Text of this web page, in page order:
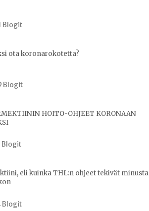
Blogit
ota koronarokotetta?
Blogit
HOITO-OHJEET KORONAAN
Blogit
eli kuinka THL:n ohjeet tekivät minusta
Blogit